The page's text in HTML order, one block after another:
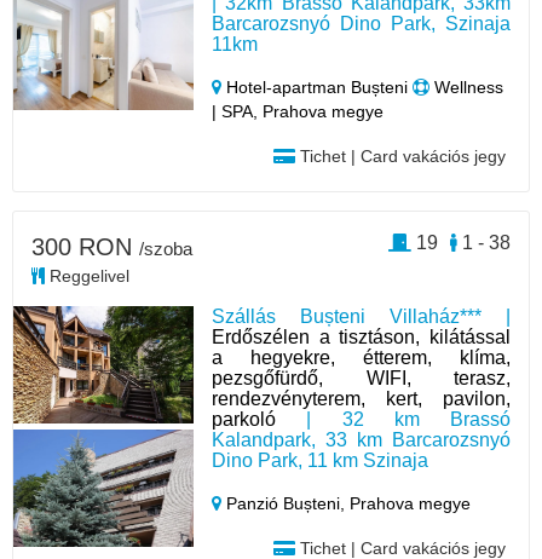
Barcarozsnyó Dino Park, Szinaja
11km
Hotel‑apartman Bușteni
Wellness
| SPA, Prahova megye
Tichet | Card vakációs jegy
Szállás Bușteni Villaház*** |
Erdőszélen a tisztáson, kilátással
a hegyekre, étterem, klíma,
pezsgőfürdő, WIFI, terasz,
rendezvényterem, kert, pavilon,
parkoló | 32 km Brassó
Kalandpark, 33 km Barcarozsnyó
Dino Park, 11 km Szinaja
Panzió Bușteni, Prahova megye
Tichet | Card vakációs jegy
300 RON /szoba
Reggelivel
1 - 38
19